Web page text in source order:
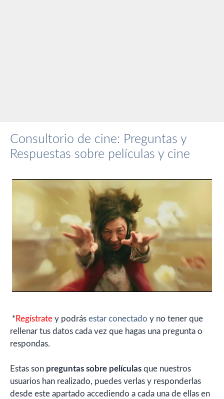
Consultorio de cine: Preguntas y
Respuestas sobre películas y cine
* Regístrate y podrás estar conectado y no tener que
rellenar tus datos cada vez que hagas una pregunta o
respondas.
Estas son preguntas sobre películas que nuestros
usuarios han realizado, puedes verlas y responderlas
desde este apartado accediendo a cada una de ellas en